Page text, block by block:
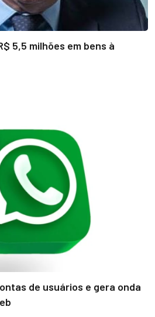
5,5 milhões em bens à
de usuários e gera onda